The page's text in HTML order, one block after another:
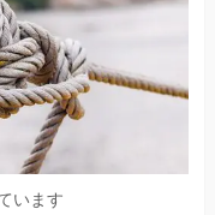
います